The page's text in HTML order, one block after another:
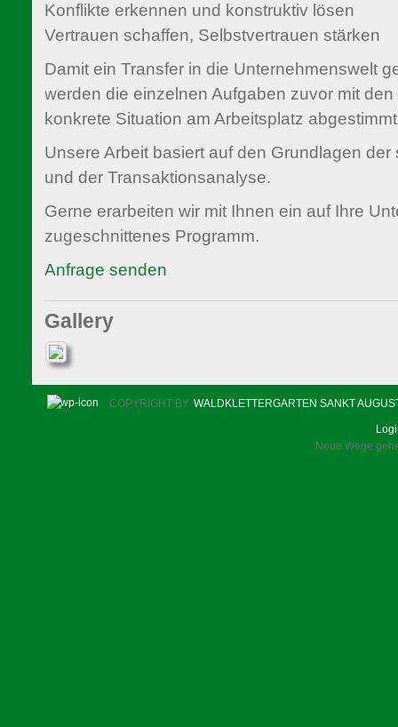
Konflikte erkennen und konstruktiv lösen
Vertrauen schaffen, Selbstvertrauen stärken
Damit ein Transfer in die Unternehmenswelt
werden die einzelnen Aufgaben zuvor mit
konkrete Situation am Arbeitsplatz
Unsere Arbeit basiert auf den Grundlagen
und der Transaktionsanalyse.
Gerne erarbeiten wir mit Ihnen ein auf Ihre
zugeschnittenes Programm.
Anfrage senden
Gallery
COPYRIGHT BY WALDKLETTERGARTEN SANKT
Neue Wege